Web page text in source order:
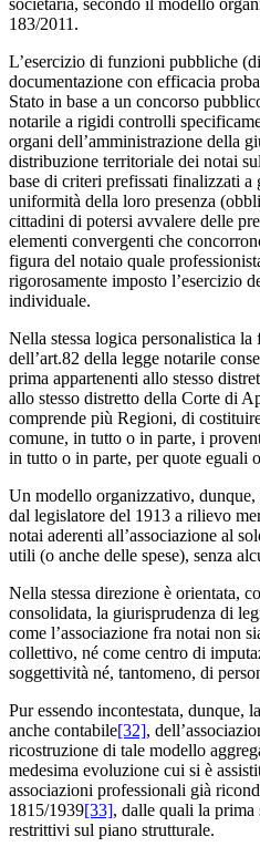
societaria, secondo il modello
183/2011.
L’esercizio di funzioni pubbliche
documentazione con efficacia
Stato in base a un concorso
notarile a rigidi controlli
organi dell’amministrazione della
distribuzione territoriale dei notai
base di criteri prefissati finalizzati a
uniformità della loro presenza
cittadini di potersi avvalere delle
elementi convergenti che
figura del notaio quale
rigorosamente imposto l’esercizio
individuale.
Nella stessa logica personalistica
dell’art.82 della legge notarile
prima appartenenti allo stesso
allo stesso distretto della Corte di
comprende più Regioni, di
comune, in tutto o in parte, i
in tutto o in parte, per quote eguali
Un modello organizzativo,
dal legislatore del 1913 a rilievo
notai aderenti all’associazione al
utili (o anche delle spese), senza
Nella stessa direzione è orientata,
consolidata, la giurisprudenza di
come l’associazione fra notai non
collettivo, né come centro di
soggettività né, tantomeno, di
Pur essendo incontestata, dunque,
anche contabile[32],
ricostruzione di tale modello
medesima evoluzione cui si è
associazioni professionali già
1815/1939[33], dalle quali la prima
restrittivi sul piano strutturale.